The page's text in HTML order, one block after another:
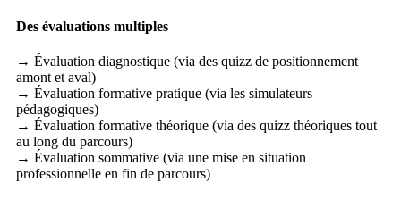
Des évaluations multiples
→ Évaluation diagnostique (via des quizz de positionnement
amont et aval)
→ Évaluation formative pratique (via les simulateurs
pédagogiques)
→ Évaluation formative théorique (via des quizz théoriques tout
au long du parcours)
→ Évaluation sommative (via une mise en situation
professionnelle en fin de parcours)